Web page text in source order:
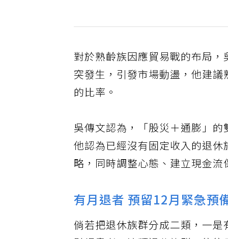
對於熟齡族因應貿易戰的布局
突發生，引發市場動盪，他建
的比率。
吳傳文認為，「股災＋通膨」
他認為已經沒有固定收入的退
略，同時調整心態、建立現金流
有月退者 預留12月緊急預
倘若把退休族群分成二類，一